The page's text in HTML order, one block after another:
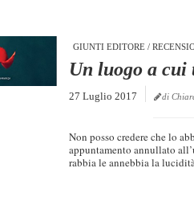
GIUNTI EDITORE /
Un luogo a
27 Luglio 2017 di
Non posso credere che lo
appuntamento annullato
rabbia le annebbia la